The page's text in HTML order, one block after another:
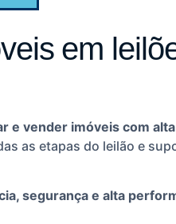
em
e vender imóveis com
as etapas do leilão e
segurança e alta